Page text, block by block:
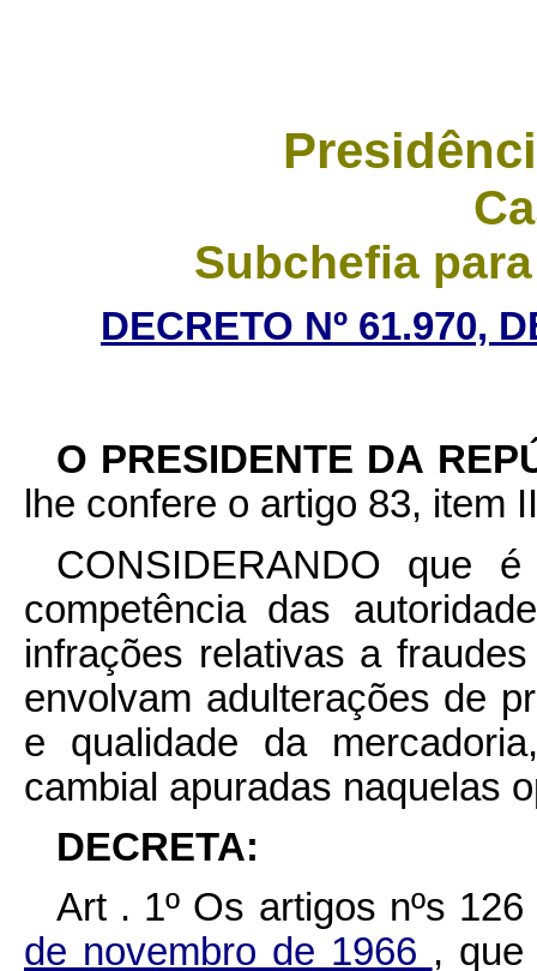
Subchefia
DECRETO Nº 61.970,
O PRESIDENTE DA
lhe confere o artigo 83, item
CONSIDERANDO que
competência das
infrações relativas a
envolvam adulterações de
e qualidade da
cambial apuradas naquelas
DECRETA:
Art . 1º Os artigos nºs
de novembro de 1966 , que